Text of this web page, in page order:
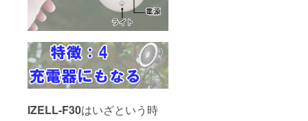
IZELL-F30はいざという時